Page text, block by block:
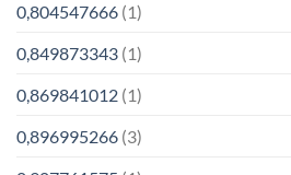
0,804547666 (1)
0,849873343 (1)
0,869841012 (1)
0,896995266 (3)